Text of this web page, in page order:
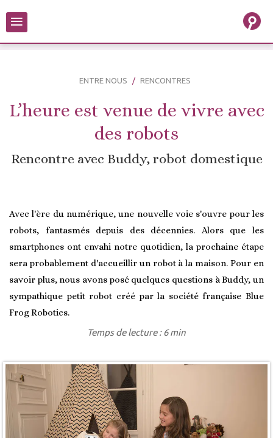
≡
ENTRE NOUS RENCONTRES
L’heure est venue de vivre avec
des robots
Rencontre avec Buddy, robot domestique
Avec l'ère du numérique, une nouvelle voie s'ouvre pour les
robots, fantasmés depuis des décennies. Alors que les
smartphones ont envahi notre quotidien, la prochaine étape
sera probablement d'accueillir un robot à la maison. Pour en
savoir plus, nous avons posé quelques questions à Buddy, un
sympathique petit robot créé par la société française Blue
Frog Robotics.
Temps de lecture : 6 min